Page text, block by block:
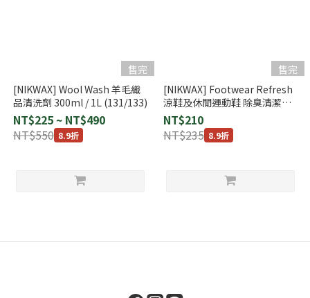
售完
[NIKWAX] Wool Wash 羊毛織
品清洗劑 300ml / 1L (131/133)
NT$225 ~ NT$490
NT$550 8.9折
售完
[NIKWAX] Footwear Refresh
涼鞋及休閒運動鞋 除臭清潔劑
(按壓式) (721)
NT$210
NT$235 8.9折